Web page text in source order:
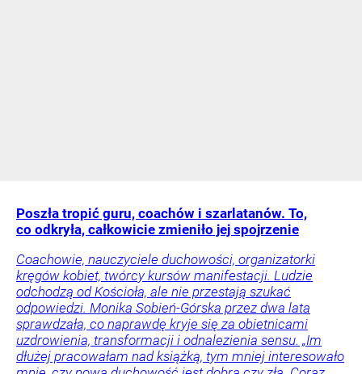
Poszła tropić guru, coachów i szarlatanów. To,
co odkryła, całkowicie zmieniło jej spojrzenie
Coachowie, nauczyciele duchowości, organizatorki
kręgów kobiet, twórcy kursów manifestacji. Ludzie
odchodzą od Kościoła, ale nie przestają szukać
odpowiedzi. Monika Sobień-Górska przez dwa lata
sprawdzała, co naprawdę kryje się za obietnicami
uzdrowienia, transformacji i odnalezienia sensu. „Im
dłużej pracowałam nad książką, tym mniej interesowało